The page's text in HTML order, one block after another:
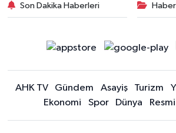
Son Dakika Haberleri
AHK TV Gündem Asayiş Turizm
Ekonomi
Spor Dünya